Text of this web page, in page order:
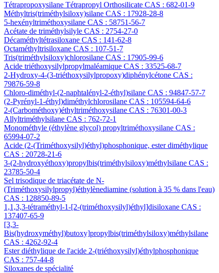
Tétrapropoxysilane Tétrapropyl Orthosilicate CAS : 682-01-9
Méthyltris(triméthylsiloxy)silane CAS : 17928-28-8
5-hexényltriméthoxysilane CAS : 58751-56-7
Acétate de triméthylsilyle CAS : 2754-27-0
Décaméthyltétrasiloxane CAS : 141-62-8
Octaméthyltrisiloxane CAS : 107-51-7
Tris(triméthylsiloxy)chlorosilane CAS : 17905-99-6
Acide triéthoxysilylpropylmaléamique CAS : 33525-68-7
2-Hydroxy-4-(3-triéthoxysilylpropoxy)diphénylcétone CAS :
79876-59-8
Chloro-diméthyl-(2-naphtalényl-2-éthyl)silane CAS : 94847-57-7
(2-Pyrényl-1-éthyl)diméthylchlorosilane CAS : 105594-64-6
2-(Carbométhoxy)éthyltriméthoxysilane CAS : 76301-00-3
Allyltriméthylsilane CAS : 762-72-1
Monométhyle (éthylène glycol) propyltriméthoxysilane CAS :
65994-07-2
Acide (2-(Triméthoxysilyl)éthyl)phosphonique, ester diméthylique
CAS : 20728-21-6
3-(2-hydroxyéthoxy)propylbis(triméthylsiloxy)méthylsilane CAS :
23785-50-4
Sel trisodique de triacétate de N-
(Triméthoxysilylpropyl)éthylènediamine (solution à 35 % dans l'eau)
CAS : 128850-89-5
1,1,3,3-tétraméthyl-1-[2-(triméthoxysilyl)éthyl]disiloxane CAS :
137407-65-9
[3,3-
Bis(hydroxyméthyl)butoxy]propylbis(triméthylsiloxy)méthylsilane
CAS : 4262-92-4
Ester diéthylique de l'acide 2-(triéthoxysilyl)éthylphosphonique
CAS : 757-44-8
Siloxanes de spécialité